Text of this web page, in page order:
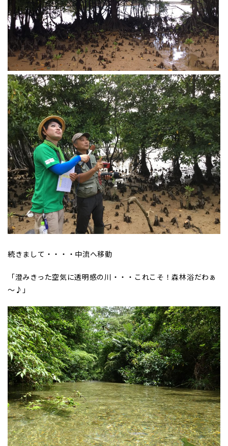
続きまして・・・・中流へ移動
「澄みきった空気に透明感の川・・・これこそ！森林浴だわぁ
～♪」